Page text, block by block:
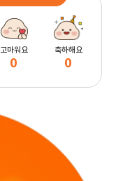
고마워요
0
축하해요
0